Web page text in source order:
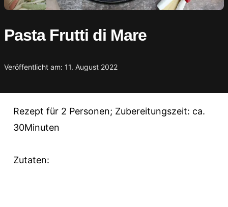
Pasta Frutti di Mare
Veröffentlicht am: 11. August 2022
Rezept für 2 Personen; Zubereitungszeit: ca.
30Minuten
Zutaten: